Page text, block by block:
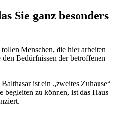
Sie ganz besonders
Menschen, die hier arbeiten
Bedürfnissen der betroffenen
ist ein „zweites Zuhause“
begleiten zu können, ist das Haus